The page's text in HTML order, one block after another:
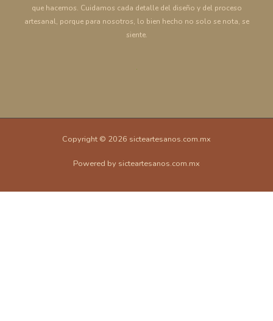
que hacemos. Cuidamos cada detalle del diseño y del proceso
artesanal, porque para nosotros, lo bien hecho no solo se nota, se
siente.
Copyright © 2026 sicteartesanos.com.mx
Powered by sicteartesanos.com.mx